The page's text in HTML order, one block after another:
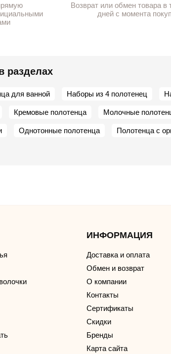
Возврат или обмен товара в
дней с момента
разделах
для ванной Наборы из 4 полотенец
Кремовые полотенца Молочные
Однотонные полотенца Полотенца с
ИНФОРМАЦИЯ
Доставка и оплата
Обмен и возврат
О компании
Контакты
Сертификаты
Скидки
Бренды
Карта сайта